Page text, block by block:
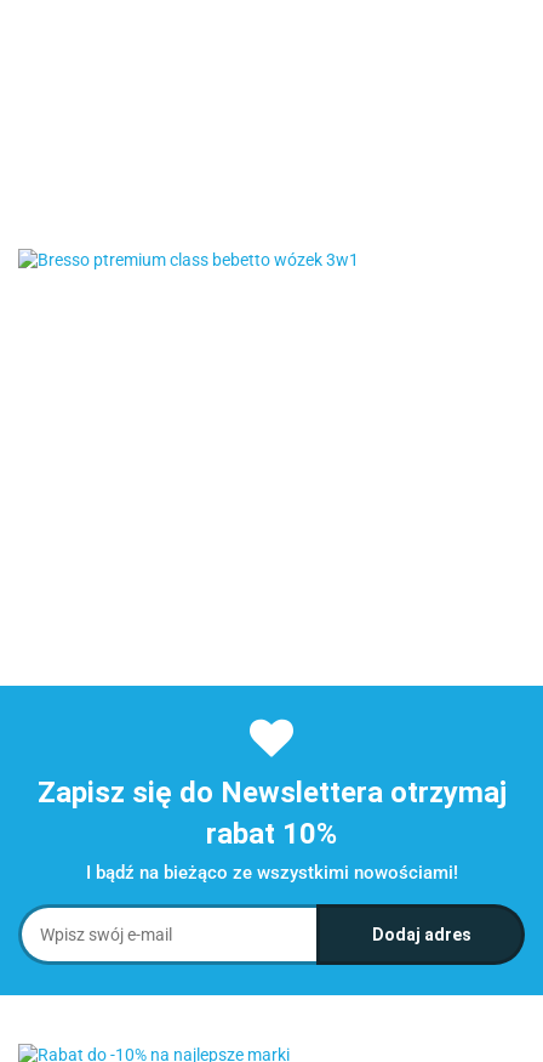
Zapisz się do Newslettera otrzymaj
rabat 10%
I bądź na bieżąco ze wszystkimi nowościami!